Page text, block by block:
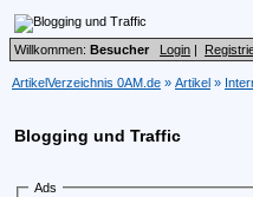
Willkommen: Besucher Login |
ArtikelVerzeichnis 0AM.de » Artikel »
Blogging und Traffic
Ads